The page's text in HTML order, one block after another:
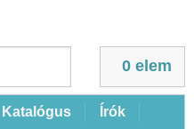
0 elem
Katalógus Írók